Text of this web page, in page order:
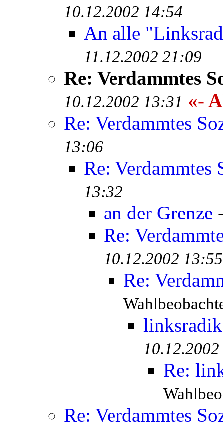
10.12.2002 14:54
An alle
11.12.2002 21:09
Re: Verdammtes
10.12.2002 13:31 «-
Re: Verdammtes
13:06
Re: Verdammtes
13:32
an der Grenze
Re:
10.12.2002 13:55
Re:
Re:
Re: Verdammtes